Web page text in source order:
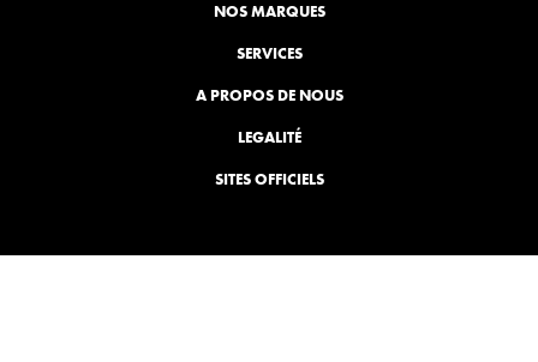
NOS MARQUES
SERVICES
A PROPOS DE NOUS
LEGALITÉ
SITES OFFICIELS